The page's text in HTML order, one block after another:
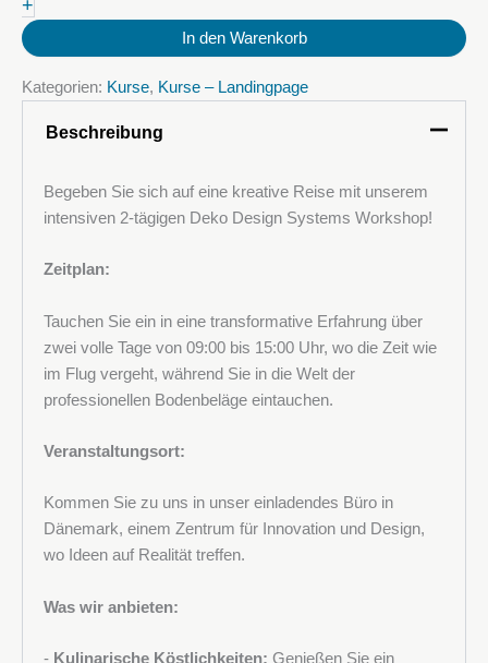
Kurs
Dekorative
metallische
(PU)
Menge
+
In den Warenkorb
Kategorien: Kurse, Kurse – Landingpage
Beschreibung
Begeben Sie sich auf eine kreative Reise mit unserem
intensiven 2-tägigen Deko Design Systems Workshop!
Zeitplan:
Tauchen Sie ein in eine transformative Erfahrung über
zwei volle Tage von 09:00 bis 15:00 Uhr, wo die Zeit wie
im Flug vergeht, während Sie in die Welt der
professionellen Bodenbeläge eintauchen.
Veranstaltungsort:
Kommen Sie zu uns in unser einladendes Büro in
Dänemark, einem Zentrum für Innovation und Design,
wo Ideen auf Realität treffen.
Was wir anbieten:
- Kulinarische Köstlichkeiten: Genießen Sie ein